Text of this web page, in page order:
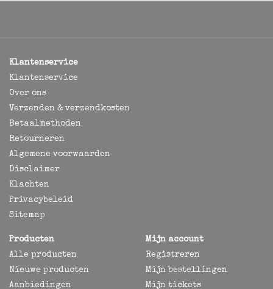
Klantenservice
Klantenservice
Over ons
Verzenden & verzendkosten
Betaalmethoden
Retourneren
Algemene voorwaarden
Disclaimer
Klachten
Privacybeleid
Sitemap
Producten
Alle producten
Nieuwe producten
Aanbiedingen
Mijn account
Registreren
Mijn bestellingen
Mijn tickets